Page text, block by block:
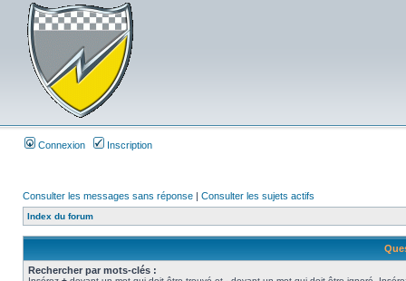
Connexion Inscription
Consulter les messages sans réponse | Consulter les sujets actifs
Index du forum
Rechercher par mots-clés :